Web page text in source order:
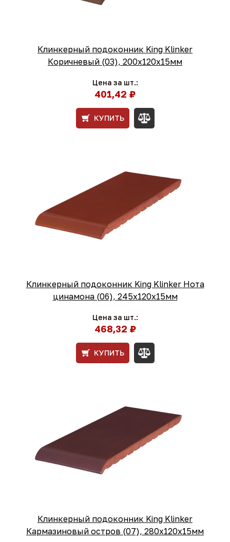
Клинкерный подоконник King Klinker
Коричневый (03), 200х120х15мм
Цена за шт.:
401,42 ₽
КУПИТЬ
Клинкерный подоконник King Klinker Нота
цинамона (06), 245х120х15мм
Цена за шт.:
468,32 ₽
КУПИТЬ
Клинкерный подоконник King Klinker
Кармазиновый остров (07), 280х120х15мм